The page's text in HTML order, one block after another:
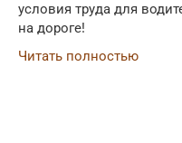
условия труда для
на дороге!
Читать полностью